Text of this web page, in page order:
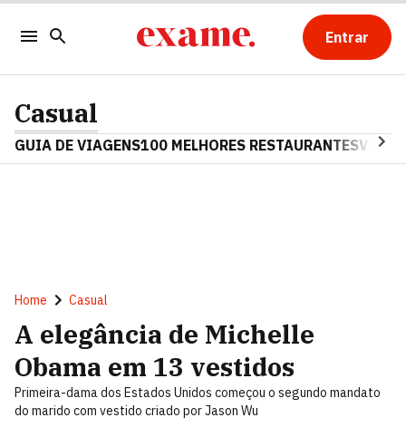
Entrar
Casual
GUIA DE VIAGENS100 MELHORES RESTAURANTES
Home Casual
A elegância de Michelle
Obama em 13 vestidos
Primeira-dama dos Estados Unidos começou o segundo mandato
do marido com vestido criado por Jason Wu